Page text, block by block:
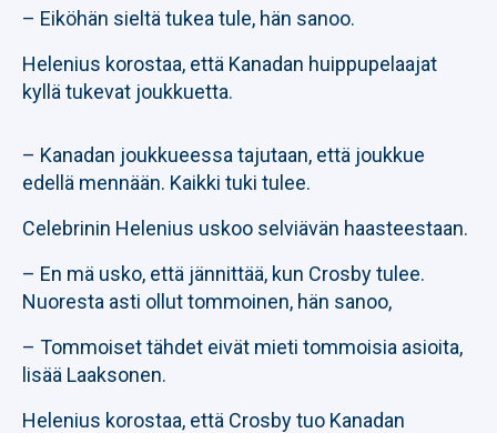
– Eiköhän sieltä tukea tule, hän sanoo.
Helenius korostaa, että Kanadan huippupelaajat
kyllä tukevat joukkuetta.
– Kanadan joukkueessa tajutaan, että joukkue
edellä mennään. Kaikki tuki tulee.
Celebrinin Helenius uskoo selviävän haasteestaan.
– En mä usko, että jännittää, kun Crosby tulee.
Nuoresta asti ollut tommoinen, hän sanoo,
– Tommoiset tähdet eivät mieti tommoisia asioita,
lisää Laaksonen.
Helenius korostaa, että Crosby tuo Kanadan